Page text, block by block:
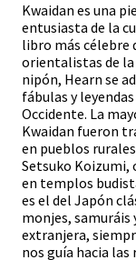
Kwaidan es una
entusiasta de la
libro más célebre
orientalistas de
nipón, Hearn se
fábulas y
Occidente. La
Kwaidan fueron
en pueblos
Setsuko Koizumi,
en templos
es el del Japón
monjes, samuráis
extranjera,
nos guía hacia las